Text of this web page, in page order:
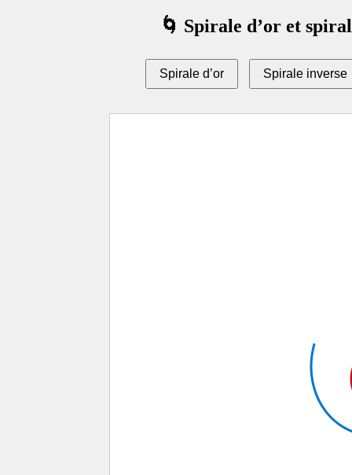
🌀 Spirale d’or et
Spirale d’or Spirale inverse